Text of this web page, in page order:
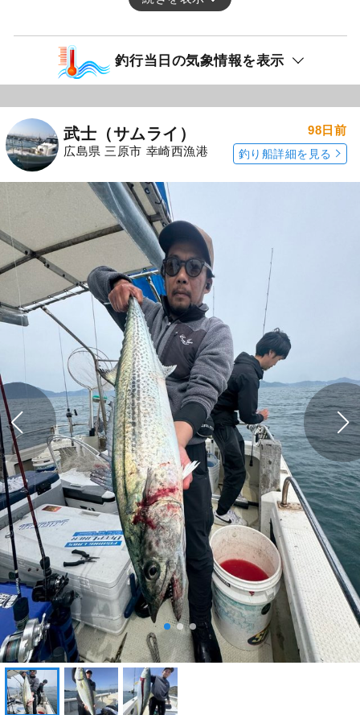
釣行当日の気象情報を表示
武士（サムライ）
広島県 三原市 幸崎西漁港
98日前
釣り船詳細を見る